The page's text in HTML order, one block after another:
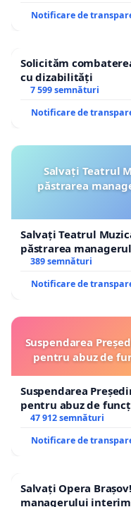
Notificare de
Solicităm
cu dizabilități
7 599 semnături
Notificare de
Salvați Teatrul
păstrarea
Salvați Teatrul
păstrarea
ROGOJAN
389 semnături
Notificare de
Suspendarea
pentru abuz de
Suspendarea
pentru abuz de
47 912 semnături
Notificare de
Salvați Opera
managerului